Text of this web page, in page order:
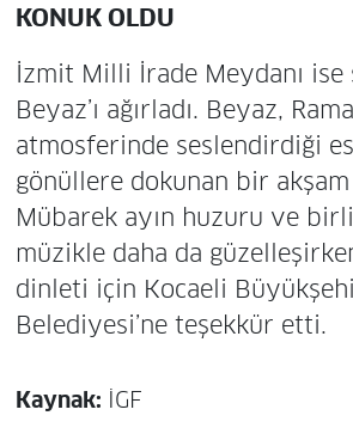
KONUK OLDU
İzmit Milli İrade Meydanı ise
Beyaz’ı ağırladı. Beyaz,
atmosferinde seslendirdiği
gönüllere dokunan bir akşam
Mübarek ayın huzuru ve
müzikle daha da
dinleti için Kocaeli
Belediyesi’ne teşekkür etti.
Kaynak: İGF